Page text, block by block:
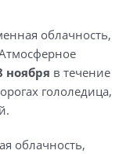
облачность,
ноября в течение
гололедица,
облачность,